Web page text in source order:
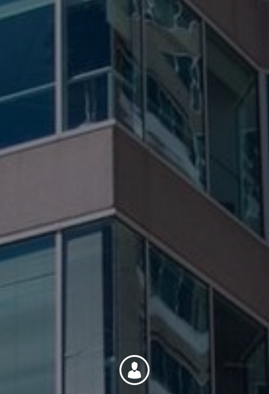
Norteamérica
Internacional